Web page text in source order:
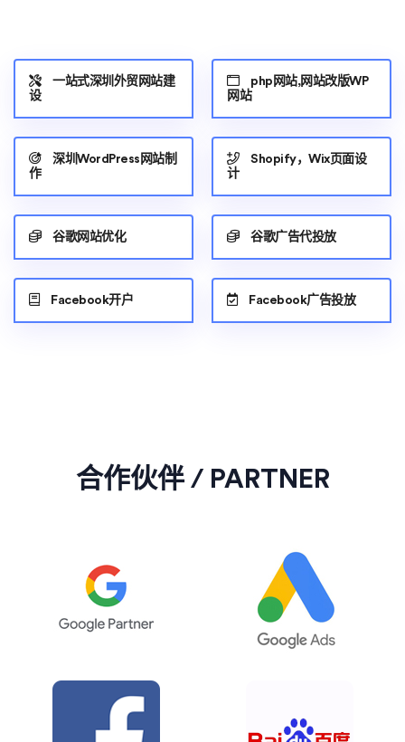
一站式深圳外贸网站建
设
php网站,网站改版WP
网站
深圳WordPress网站制
作
Shopify，Wix页面设
计
谷歌网站优化 谷歌广告代投放
Facebook开户 Facebook广告投放
合作伙伴 / PARTNER